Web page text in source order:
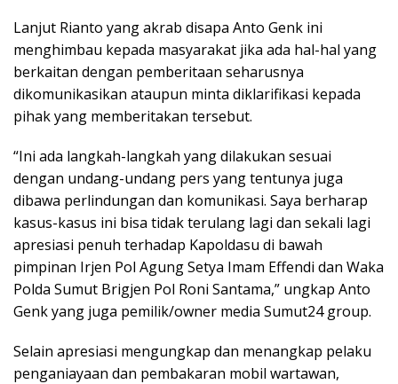
Lanjut Rianto yang akrab disapa Anto Genk ini
menghimbau kepada masyarakat jika ada hal-hal yang
berkaitan dengan pemberitaan seharusnya
dikomunikasikan ataupun minta diklarifikasi kepada
pihak yang memberitakan tersebut.
“Ini ada langkah-langkah yang dilakukan sesuai
dengan undang-undang pers yang tentunya juga
dibawa perlindungan dan komunikasi. Saya berharap
kasus-kasus ini bisa tidak terulang lagi dan sekali lagi
apresiasi penuh terhadap Kapoldasu di bawah
pimpinan Irjen Pol Agung Setya Imam Effendi dan Waka
Polda Sumut Brigjen Pol Roni Santama,” ungkap Anto
Genk yang juga pemilik/owner media Sumut24 group.
Selain apresiasi mengungkap dan menangkap pelaku
penganiayaan dan pembakaran mobil wartawan,